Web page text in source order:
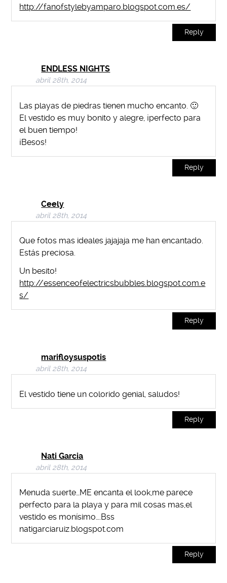
http://fanofstylebyamparo.blogspot.com.es/
Reply
ENDLESS NIGHTS
abril 28th, 2014
Las playas de piedras tienen mucho encanto. 🙂
El vestido es muy bonito y alegre, ¡perfecto para
el buen tiempo!
¡Besos!
Reply
Ceely
abril 28th, 2014
Que fotos mas ideales jajajaja me han encantado.
Estás preciosa.
Un besito!
http://essenceofelectricsbubbles.blogspot.com.e
s/
Reply
marifloysuspotis
abril 28th, 2014
El vestido tiene un colorido genial, saludos!
Reply
Nati Garcia
abril 28th, 2014
Menuda suerte…ME encanta el look,me parece
perfecto para la playa y para mil cosas mas,el
vestido es monísimo….Bss
natigarciaruiz.blogspot.com
Reply